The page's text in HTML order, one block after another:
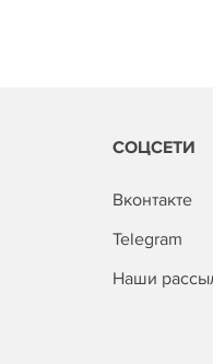
СОЦСЕТИ
Вконтакте
Telegram
Наши